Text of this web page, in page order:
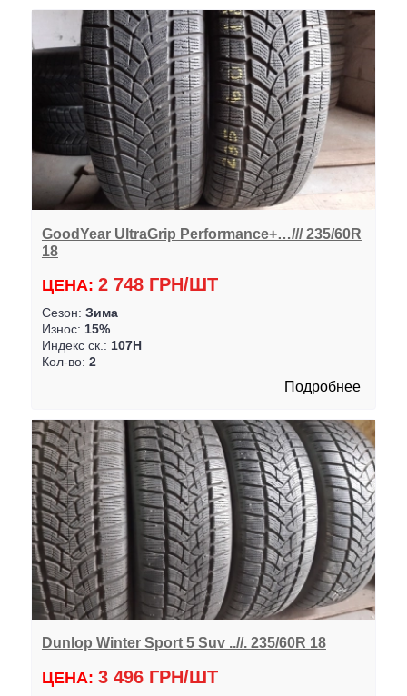
GoodYear UltraGrip Performance+…/// 235/60R
18
ЦЕНА: 2 748 ГРН/ШТ
Сезон: Зима
Износ: 15%
Индекс ск.: 107H
Кол-во: 2
Подробнее
Dunlop Winter Sport 5 Suv ..//. 235/60R 18
ЦЕНА: 3 496 ГРН/ШТ